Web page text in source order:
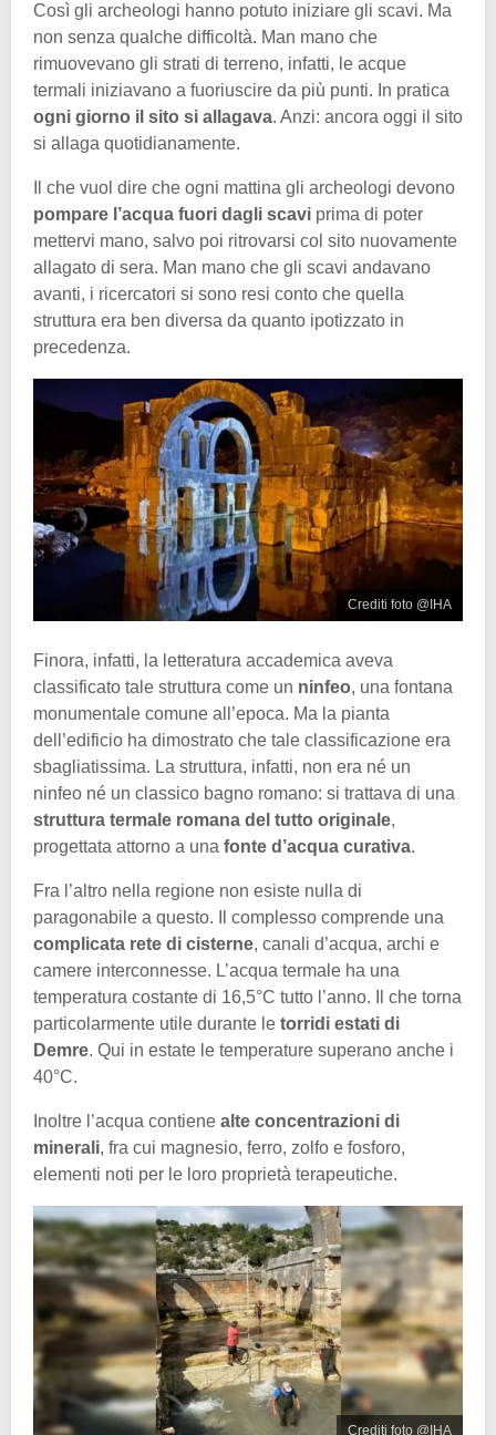
Così gli archeologi hanno potuto iniziare gli scavi. Ma
non senza qualche difficoltà. Man mano che
rimuovevano gli strati di terreno, infatti, le acque
termali iniziavano a fuoriuscire da più punti. In pratica
ogni giorno il sito si allagava. Anzi: ancora oggi il sito
si allaga quotidianamente.
Il che vuol dire che ogni mattina gli archeologi devono
pompare l’acqua fuori dagli scavi prima di poter
mettervi mano, salvo poi ritrovarsi col sito nuovamente
allagato di sera. Man mano che gli scavi andavano
avanti, i ricercatori si sono resi conto che quella
struttura era ben diversa da quanto ipotizzato in
precedenza.
Crediti foto @IHA
Finora, infatti, la letteratura accademica aveva
classificato tale struttura come un ninfeo, una fontana
monumentale comune all’epoca. Ma la pianta
dell’edificio ha dimostrato che tale classificazione era
sbagliatissima. La struttura, infatti, non era né un
ninfeo né un classico bagno romano: si trattava di una
struttura termale romana del tutto originale,
progettata attorno a una fonte d’acqua curativa.
Fra l’altro nella regione non esiste nulla di
paragonabile a questo. Il complesso comprende una
complicata rete di cisterne, canali d’acqua, archi e
camere interconnesse. L’acqua termale ha una
temperatura costante di 16,5°C tutto l’anno. Il che torna
particolarmente utile durante le torridi estati di
Demre. Qui in estate le temperature superano anche i
40°C.
Inoltre l’acqua contiene alte concentrazioni di
minerali, fra cui magnesio, ferro, zolfo e fosforo,
elementi noti per le loro proprietà terapeutiche.
Crediti foto @IHA